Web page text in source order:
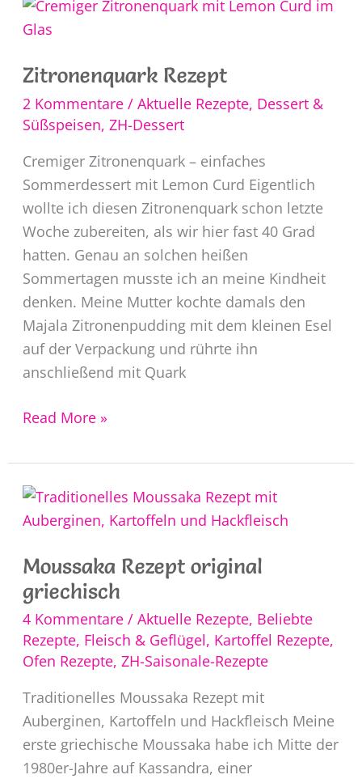
Zitronenquark Rezept
2 Kommentare / Aktuelle Rezepte, Dessert &
Süßspeisen, ZH-Dessert
Cremiger Zitronenquark – einfaches
Sommerdessert mit Lemon Curd Eigentlich
wollte ich diesen Zitronenquark schon letzte
Woche zubereiten, als wir hier fast 40 Grad
hatten. Genau an solchen heißen
Sommertagen musste ich an meine Kindheit
denken. Meine Mutter kochte damals den
Majala Zitronenpudding mit dem kleinen Esel
auf der Verpackung und rührte ihn
anschließend mit Quark
Zitronenquark
Read More »
Moussaka Rezept original
griechisch
4 Kommentare / Aktuelle Rezepte, Beliebte
Rezepte, Fleisch & Geflügel, Kartoffel Rezepte,
Ofen Rezepte, ZH-Saisonale-Rezepte
Traditionelles Moussaka Rezept mit
Auberginen, Kartoffeln und Hackfleisch Meine
erste griechische Moussaka habe ich Mitte der
1980er-Jahre auf Kassandra, einer